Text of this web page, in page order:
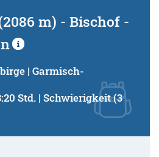
m) - Bischof -
| Garmisch-
Std. | Schwierigkeit (3